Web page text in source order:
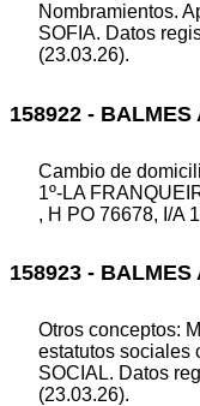
Nombramientos.
SOFIA. Datos
(23.03.26).
158922 - BALMES
Cambio de
1º-LA
, H PO 76678, I/A
158923 - BALMES
Otros conceptos:
estatutos sociales
SOCIAL. Datos
(23.03.26).